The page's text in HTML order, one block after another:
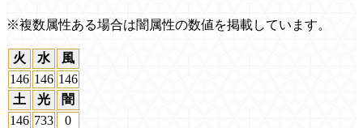
※複数属性ある場合は闇属性の数値を掲載しています。
火 水
風
146 146 146
土
光
闇
146 733 0